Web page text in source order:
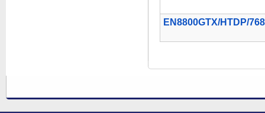
EN8800GTX/HTDP/